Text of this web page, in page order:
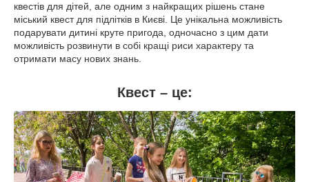
квестів для дітей, але одним з найкращих рішень стане
міський квест для підлітків в Києві. Це унікальна можливість
подарувати дитині круте пригода, одночасно з цим дати
можливість розвинути в собі кращі риси характеру та
отримати масу нових знань.
Квест – це: